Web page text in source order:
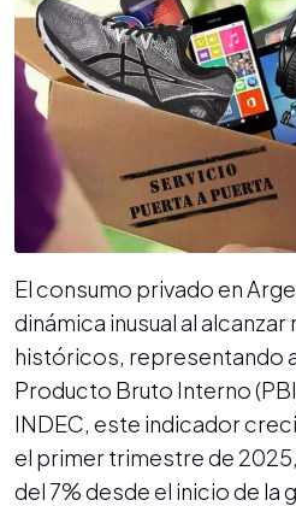
El consumo privado en
dinámica inusual al
históricos, representando
Producto Bruto Interno
INDEC, este indicador
el primer trimestre de
del 7% desde el inicio de la